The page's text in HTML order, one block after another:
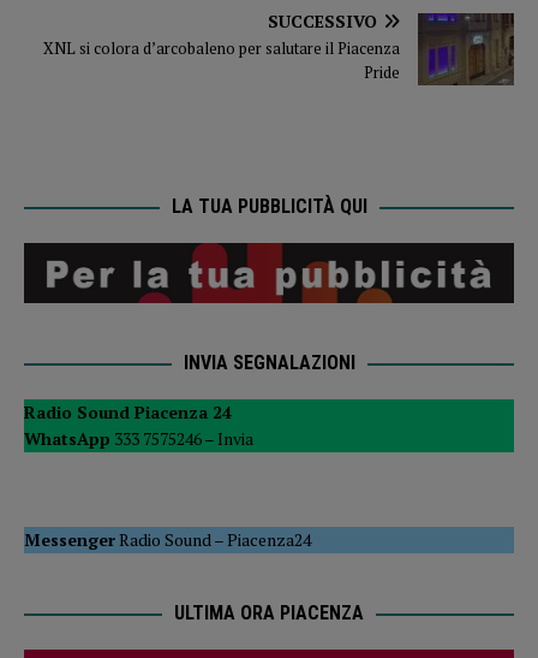
SUCCESSIVO
XNL si colora d’arcobaleno per salutare il Piacenza
Pride
LA TUA PUBBLICITÀ QUI
INVIA SEGNALAZIONI
Radio Sound Piacenza 24
WhatsApp 333 7575246 – Invia
MessengerRadio Sound–Piacenza24
ULTIMA ORA PIACENZA